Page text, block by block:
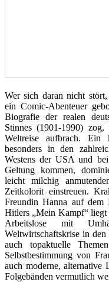
Wer sich daran nicht
ein Comic-Abenteuer
Biografie der realen
Stinnes (1901-1990)
Weltreise aufbrach.
besonders in den
Westens der USA und
Geltung kommen,
leicht milchig
Zeitkolorit einstreuen.
Freundin Hanna auf dem
Hitlers „Mein Kampf“
Arbeitslose mit
Weltwirtschaftskrise in
auch topaktuelle
Selbstbestimmung von
auch moderne, alternative
Folgebänden vermutlich